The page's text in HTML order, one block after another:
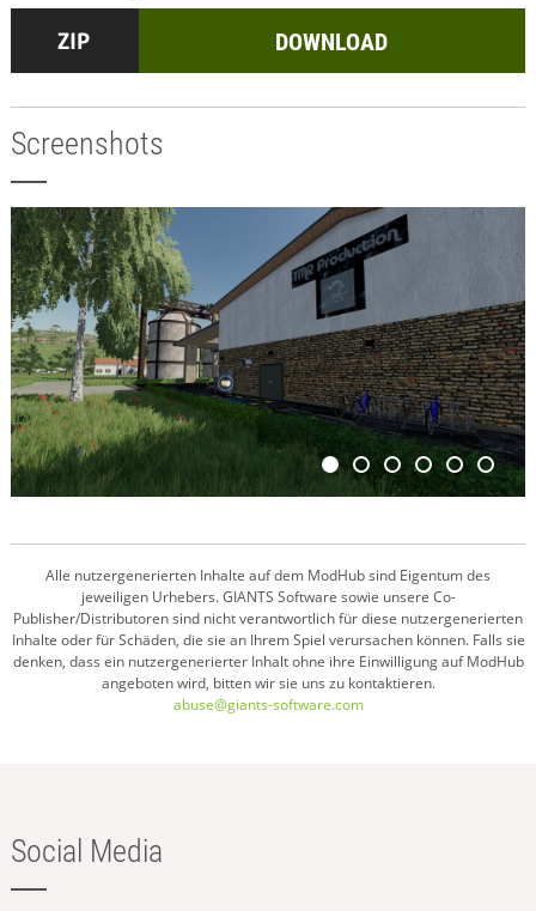
DOWNLOAD
Screenshots
Alle nutzergenerierten Inhalte auf dem ModHub sind Eigentum des
jeweiligen Urhebers. GIANTS Software sowie unsere Co-
Publisher/Distributoren sind nicht verantwortlich für diese nutzergenerierten
Inhalte oder für Schäden, die sie an Ihrem Spiel verursachen können. Falls sie
denken, dass ein nutzergenerierter Inhalt ohne ihre Einwilligung auf ModHub
angeboten wird, bitten wir sie uns zu kontaktieren.
abuse@giants-software.com
Social Media